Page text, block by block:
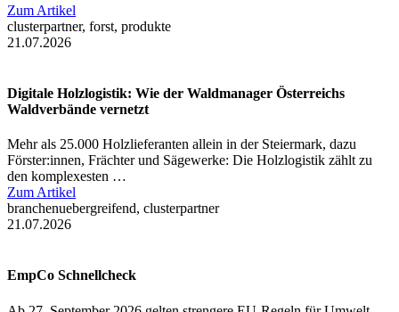
Zum Artikel
clusterpartner, forst, produkte
21.07.2026
Digitale Holzlogistik: Wie der Waldmanager Österreichs
Waldverbände vernetzt
Mehr als 25.000 Holzlieferanten allein in der Steiermark, dazu
Förster:innen, Frächter und Sägewerke: Die Holzlogistik zählt zu
den komplexesten …
Zum Artikel
branchenuebergreifend, clusterpartner
21.07.2026
EmpCo Schnellcheck